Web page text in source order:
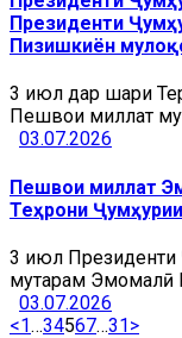
Президенти
Пизишкиён
3 июл дар шаҳри
Пешвои миллат
03.07.2026
Пешвои миллат
Теҳрони
3 июл Президенти
муҳтарам Эмомалӣ
03.07.2026
<1…34567…31>